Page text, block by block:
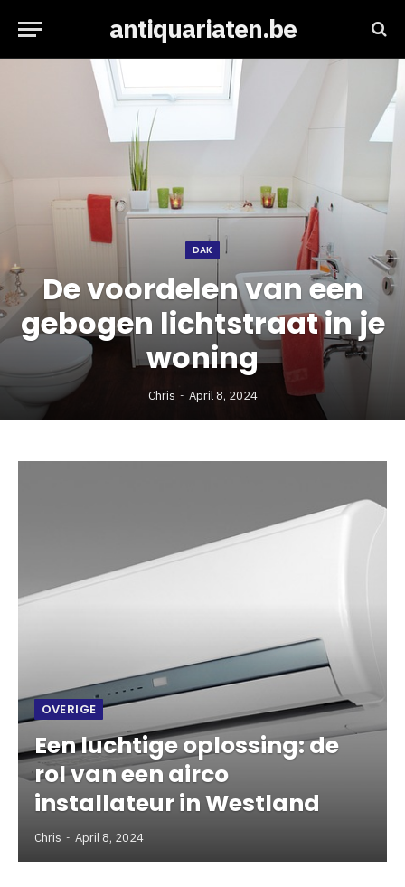
antiquariaten.be
DAK
De voordelen van een
gebogen lichtstraat in je
woning
Chris April 8, 2024
OVERIGE
Een luchtige oplossing: de
rol van een airco
installateur in Westland
Chris April 8, 2024